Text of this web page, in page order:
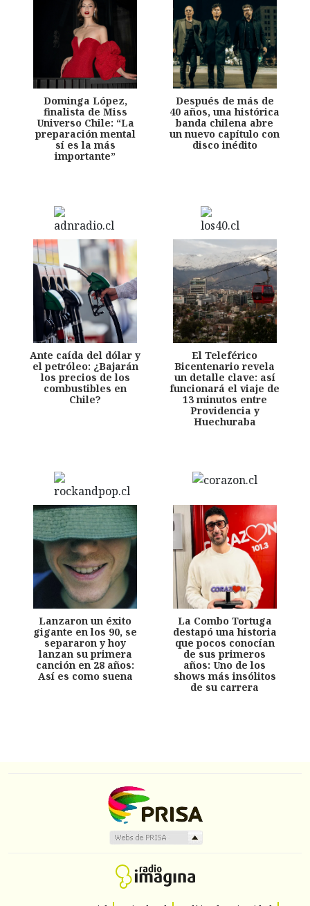
Dominga López,
finalista de Miss
Universo Chile: “La
preparación mental
sí es la más
importante”
Después de más de
40 años, una histórica
banda chilena abre
un nuevo capítulo con
disco inédito
Ante caída del dólar y
el petróleo: ¿Bajarán
los precios de los
combustibles en
Chile?
El Teleférico
Bicentenario revela
un detalle clave: así
funcionará el viaje de
13 minutos entre
Providencia y
Huechuraba
Lanzaron un éxito
gigante en los 90, se
separaron y hoy
lanzan su primera
canción en 28 años:
Así es como suena
La Combo Tortuga
destapó una historia
que pocos conocían
de sus primeros
años: Uno de los
shows más insólitos
de su carrera